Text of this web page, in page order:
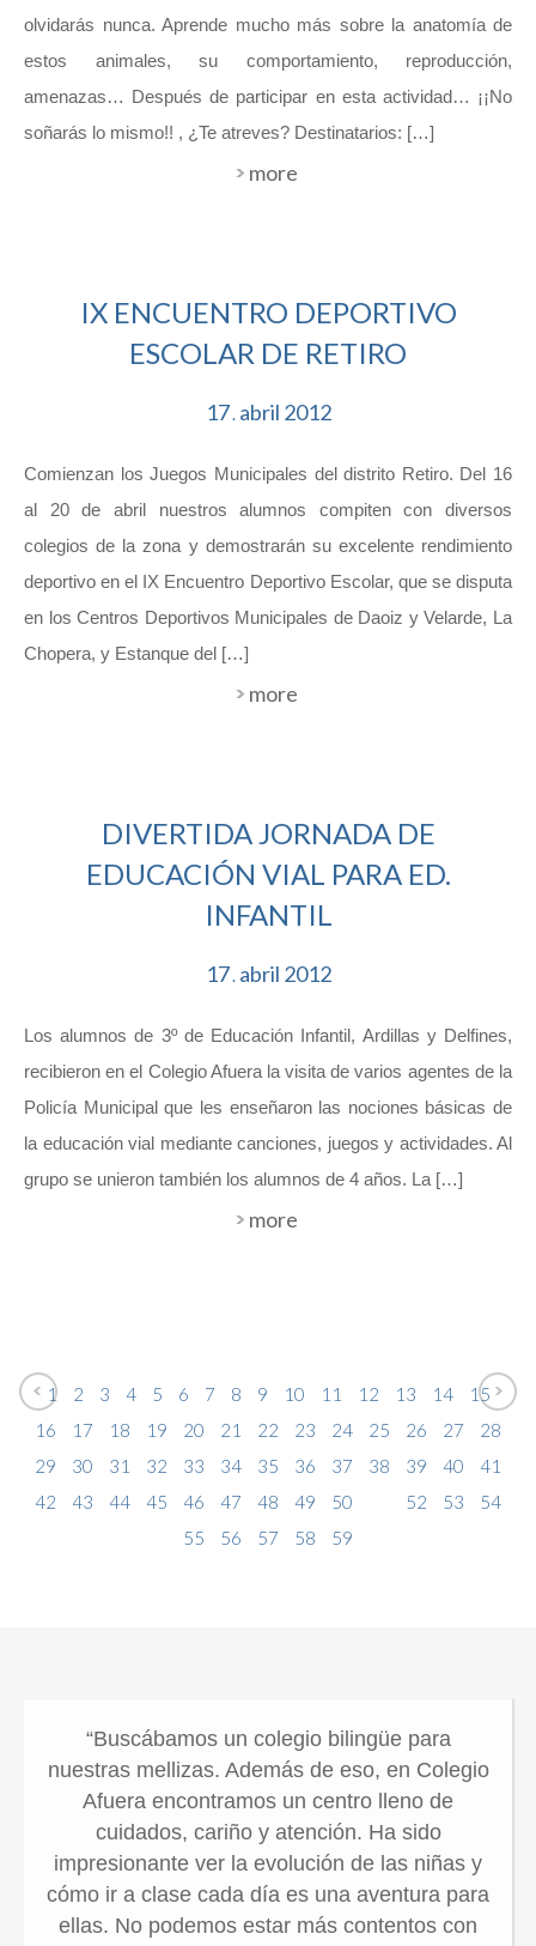
olvidarás nunca. Aprende mucho más sobre la anatomía de
estos animales, su comportamiento, reproducción,
amenazas… Después de participar en esta actividad… ¡¡No
soñarás lo mismo!! , ¿Te atreves? Destinatarios: […]
more
IX ENCUENTRO DEPORTIVO
ESCOLAR DE RETIRO
17. abril 2012
Comienzan los Juegos Municipales del distrito Retiro. Del 16
al 20 de abril nuestros alumnos compiten con diversos
colegios de la zona y demostrarán su excelente rendimiento
deportivo en el IX Encuentro Deportivo Escolar, que se disputa
en los Centros Deportivos Municipales de Daoiz y Velarde, La
Chopera, y Estanque del […]
more
DIVERTIDA JORNADA DE
EDUCACIÓN VIAL PARA ED.
INFANTIL
17. abril 2012
Los alumnos de 3º de Educación Infantil, Ardillas y Delfines,
recibieron en el Colegio Afuera la visita de varios agentes de la
Policía Municipal que les enseñaron las nociones básicas de
la educación vial mediante canciones, juegos y actividades. Al
grupo se unieron también los alumnos de 4 años. La […]
more
1 2 3 4 5 6 7 8 9 10 11 12 13 14
15
16
17 18 19 20 21 22 23 24 25 26 27
28
29
30 31 32 33 34 35 36 37 38 39 40
41
42
43 44 45 46 47 48 49 50 52 53
54
55
56 57 58 59
“Buscábamos un colegio bilingüe para
nuestras mellizas. Además de eso, en Colegio
Afuera encontramos un centro lleno de
cuidados, cariño y atención. Ha sido
impresionante ver la evolución de las niñas y
cómo ir a clase cada día es una aventura para
ellas. No podemos estar más contentos con